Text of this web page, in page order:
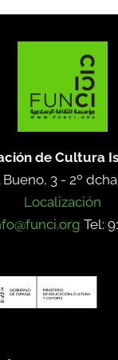
de Cultura
3 - 2º
Localización
Tel: